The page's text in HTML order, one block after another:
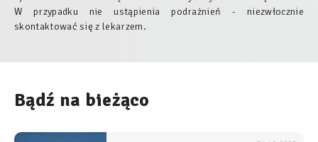
W przypadku nie ustąpienia podrażnień - niezwłocznie
skontaktować się z lekarzem.
Bądź na bieżąco